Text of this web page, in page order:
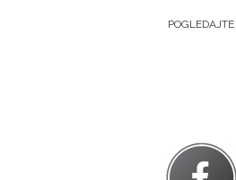
POGLEDAJTE